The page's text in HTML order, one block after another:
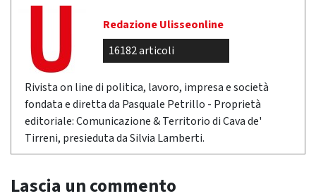
Redazione Ulisseonline
16182 articoli
Rivista on line di politica, lavoro, impresa e società
fondata e diretta da Pasquale Petrillo - Proprietà
editoriale: Comunicazione & Territorio di Cava de'
Tirreni, presieduta da Silvia Lamberti.
Lascia un commento